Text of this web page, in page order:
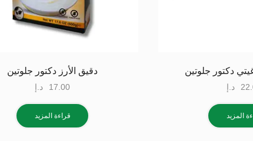
دكتور جلوتين
د.إ
المزيد
دقيق الأرز دكتور جلوتين
17.00 د.إ
قراءة المزيد